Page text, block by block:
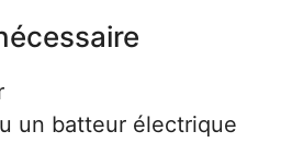
un batteur électrique